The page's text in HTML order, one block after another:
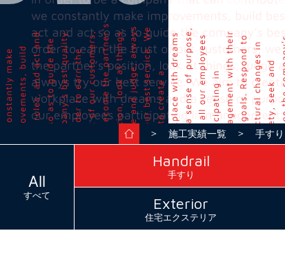
＞ 施工実績一覧 ＞ 手すり
All
すべて
Handrail
手すり
Exterior
住宅エクステリア